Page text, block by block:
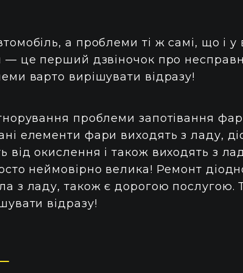
а проблеми ті ж самі, що і у
— це перший дзвіночок про
варто вирішувати відразу!
проблеми запотівання
елементи фари виходять з ладу,
від окислення і також виходять з
неймовірно велика! Ремонт
з ладу, також є дорогою послугою.
відразу!